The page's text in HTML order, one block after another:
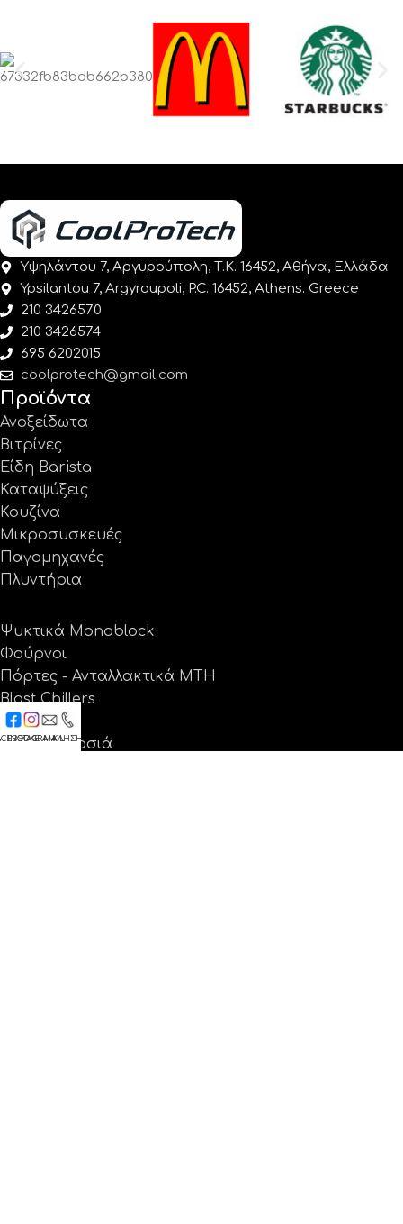
Υψηλάντου 7, Αργυρούπολη, Τ.Κ. 16452, Αθήνα, Ελλάδα
Ypsilantou 7, Argyroupoli, P.C. 16452, Athens. Greece
210 3426570
210 3426574
695 6202015
coolprotech@gmail.com
Προϊόντα
Ανοξείδωτα
Βιτρίνες
Είδη Barista
Καταψύξεις
Κουζίνα
Μικροσυσκευές
Παγομηχανές
Πλυντήρια
Ψυκτικά Monoblock
Φούρνοι
Πόρτες - Ανταλλακτικά MTH
Blast Chillers
Θέρμανση
Ψύξη - Δροσιά
INSTAGRAM
E-MAILΚΛΗΣΗ